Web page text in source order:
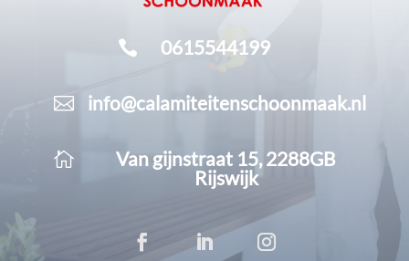
 0615544199
 info@calamiteitenschoonmaak.nl

Van gijnstraat 15, 2288GB
Rijswijk